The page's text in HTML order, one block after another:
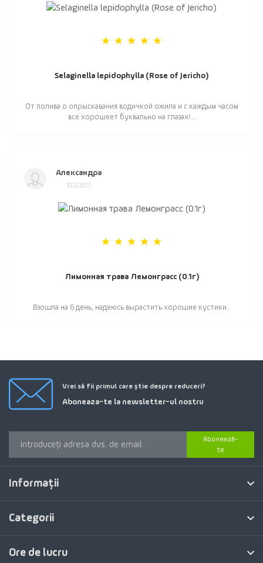
Selaginella lepidophylla (Rose of Jericho)
От полива о опрыскавания водичкой ожила и с каждым часом
все хорошеет буквально на глазах! ..
Александра
10.12.2023
Лимонная трава Лемонграсс (0.1г)
Взошла на 6 день, надеюсь вырастить хорошие кустики..
Vrei să fii primul care știe despre reduceri?
Aboneaza-te la newsletter-ul nostru
Abonează-
te
Informaţii
Categorii
Ore de lucru